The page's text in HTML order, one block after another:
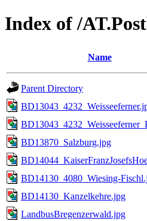
Index of /
Name
Parent Directory
BD13870_Salzburg.jpg
BD14130_4080_Wiesing-
BD14130_Kanzelkehre.jpg
LandbusBregenzerwald.jpg